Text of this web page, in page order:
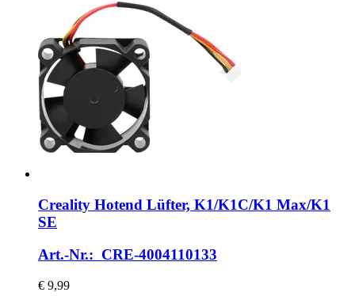
Creality Hotend Lüfter, K1/K1C/K1 Max/K1
SE
Art.-Nr.: CRE-4004110133
€ 9,99